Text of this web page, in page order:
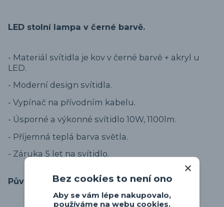
LED stolní lampa v černé barvě.
- Materiál svítidla je kov v černé barvě + akryl u
LED.
- Moderní design svítidla.
- Vypínač na přívodním kabelu.
- Úsporné a výkonné svítidlo 10W, 1100lm.
- Příjemná teplá barva světla.
- Záruka 5 let na svítidlo.
Původ zbožíBez cookies to není ono
Aby se vám lépe nakupovalo,
používáme na webu cookies.